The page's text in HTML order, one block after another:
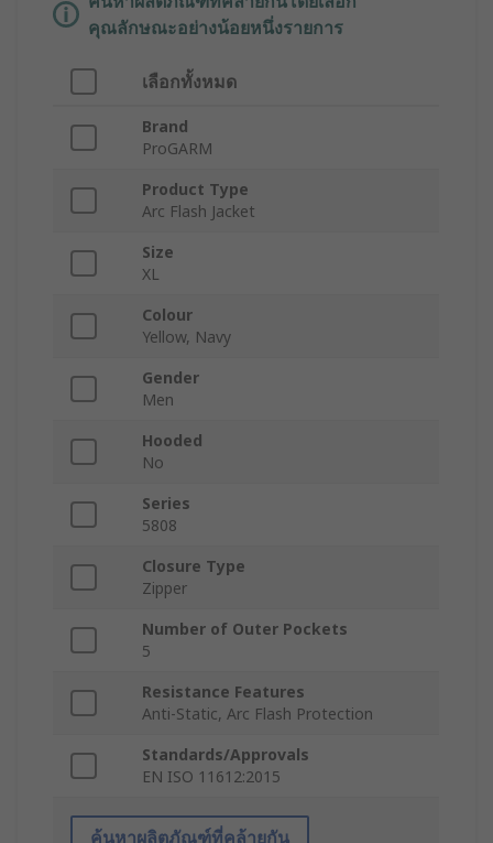
คุณลักษณะอย่างน้อยหนึ่งรายการ
เลือกทั้งหมด
Brand
ProGARM
Product Type
Arc Flash Jacket
Size
XL
Colour
Yellow, Navy
Gender
Men
Hooded
No
Series
5808
Closure Type
Zipper
Number of Outer Pockets
5
Resistance Features
Anti-Static, Arc Flash Protection
Standards/Approvals
EN ISO 11612:2015
ค้นหาผลิตภัณฑ์ที่คล้ายกัน